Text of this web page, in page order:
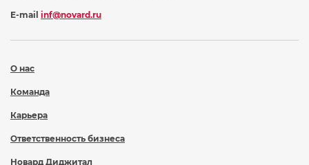
О нас
Команда
Карьера
Ответственность бизнеса
Новард Диджитал
E-mail inf@novard.ru